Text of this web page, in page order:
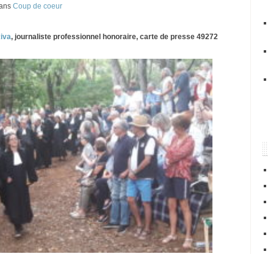
Coup de coeur
, journaliste professionnel honoraire, carte de presse 49272